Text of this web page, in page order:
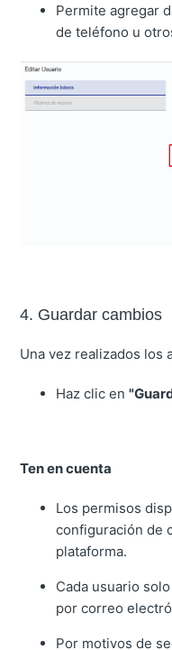
Permite agregar
de teléfono u
4. Guardar cambios
Una vez realizados los
Haz clic en
Ten en cuenta
Los permisos
configuración de
plataforma.
Cada usuario
por correo
Por motivos de